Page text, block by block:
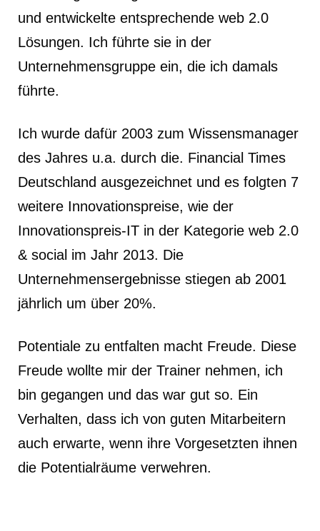
und entwickelte entsprechende web 2.0
Lösungen. Ich führte sie in der
Unternehmensgruppe ein, die ich damals
führte.
Ich wurde dafür 2003 zum Wissensmanager
des Jahres u.a. durch die. Financial Times
Deutschland ausgezeichnet und es folgten 7
weitere Innovationspreise, wie der
Innovationspreis-IT in der Kategorie web 2.0
& social im Jahr 2013. Die
Unternehmensergebnisse stiegen ab 2001
jährlich um über 20%.
Potentiale zu entfalten macht Freude. Diese
Freude wollte mir der Trainer nehmen, ich
bin gegangen und das war gut so. Ein
Verhalten, dass ich von guten Mitarbeitern
auch erwarte, wenn ihre Vorgesetzten ihnen
die Potentialräume verwehren.